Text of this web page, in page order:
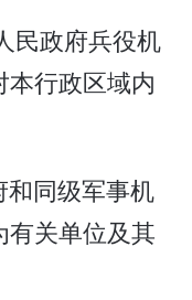
民政府兵役机
行政区域内
同级军事机
有关单位及其